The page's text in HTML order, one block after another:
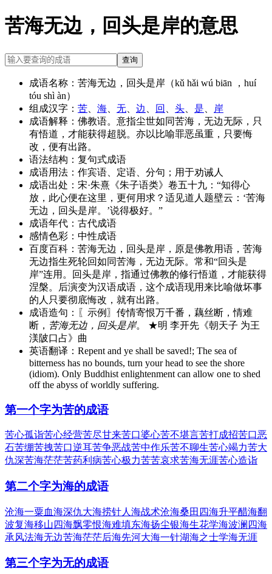
苦海无边，回头是岸的意思
查询
成语名称： 苦海无边，回头是岸（kǔ hǎi wú biān ，huí
tóu shì àn）
组成汉字： 苦 海 无 边 回 头 是
岸
成语解释： 佛教语。意指尘世如同苦海，无边无际，只
有悟道，才能获得超脱。亦以比喻罪恶虽重，只要悔
改，便有出路。
语法结构： 复句式成语
成语用法： 作宾语、定语、分句；用于劝诫人
成语出处： 宋·朱熹《朱子语类》卷五十九：“知得心
放，此心便在这里，更何用求？适见道人题壁云：‘苦海
无边，回头是岸。’说得极好。”
成语年代： 古代成语
感情色彩： 中性成语
百度百科： 苦海无边，回头是岸，原是佛教用语，苦海
无边指生死轮回如同苦海，无边无际。常和“回头是
岸”连用。回头是岸，指通过佛教的修行悟道，才能获得
涅槃。后演变为汉语成语，这个成语现用来比喻做坏事
的人只要彻底悔改，就有出路。
成语造句：
〖示例〗传情寄恨万千番，藕丝断，情难
断， 苦海无边，回头是岸。 ★明 李开先《朝天子 为王
渼陂口占》曲
英语翻译： Repent and ye shall be saved!; The sea of
bitterness has no bounds, turn your head to see the shore
(idiom). Only Buddhist enlightenment can allow one to shed
off the abyss of worldly suffering.
第一个字为苦的成语
苦心孤诣苦心经营苦尽甘来苦口婆心苦不堪言苦打成招苦口恶
石苦绷苦拽苦口逆耳苦争恶战苦中作乐苦不聊生苦心竭力苦大
仇深苦海茫茫苦药利病苦心极力苦苦哀求苦海无涯苦心造诣
第二个字为海的成语
沧海一粟血海深仇大海捞针人海战术沧海桑田 四海升平醋海翻
波复海移山 四海飘零恨海难填东海扬尘银海生花学海波澜 四海
承风法海无边苦海茫茫后海先河大海一针湖海之士学海无涯
第三个字为无的成语